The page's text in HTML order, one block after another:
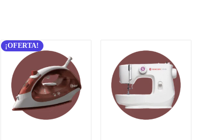
¡OFERTA!